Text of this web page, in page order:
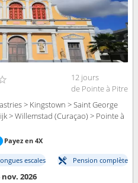
12 jours
de Pointe à Pitre
> Kingstown > Saint George
> Willemstad (Curaçao) > Pointe à
Payez en 4X
escales Pension complète
2026